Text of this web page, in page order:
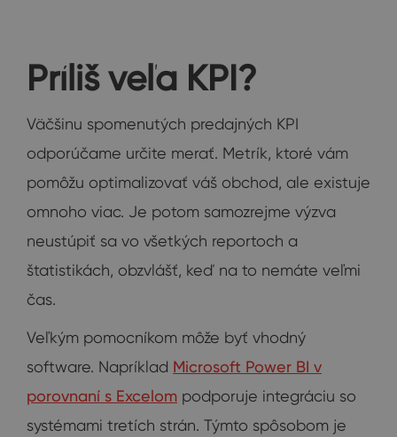
Príliš veľa KPI?
Väčšinu spomenutých predajných KPI
odporúčame určite merať. Metrík, ktoré vám
pomôžu optimalizovať váš obchod, ale existuje
omnoho viac. Je potom samozrejme výzva
neustúpiť sa vo všetkých reportoch a
štatistikách, obzvlášť, keď na to nemáte veľmi
čas.
Veľkým pomocníkom môže byť vhodný
software. Napríklad Microsoft Power BI v
porovnaní s Excelom podporuje integráciu so
systémami tretích strán. Týmto spôsobom je